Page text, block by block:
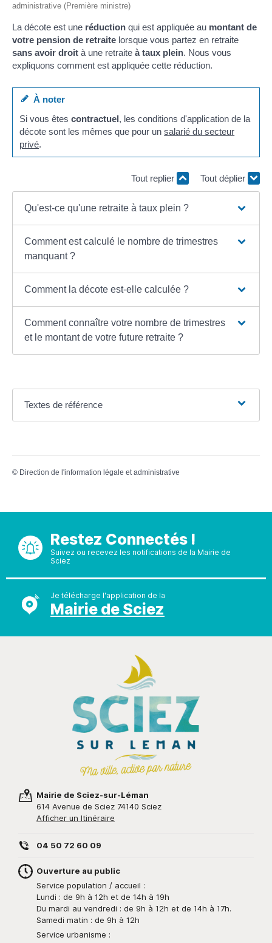
administrative (Première ministre)
La décote est une réduction qui est appliquée au montant de
votre pension de retraite lorsque vous partez en retraite
sans avoir droit à une retraite à taux plein. Nous vous
expliquons comment est appliquée cette réduction.
À noter
Si vous êtescontractuel, les conditions d'application de la
décote sont les mêmes que pour unsalarié du secteur
privé.
Tout replier Tout déplier
Qu'est-ce qu'une retraite à taux plein ?
Comment est calculé le nombre de trimestres
manquant ?
Comment la décote est-elle calculée ?
Comment connaître votre nombre de trimestres
et le montant de votre future retraite ?
Textes de référence
© Direction de l'information légale et administrative
Restez Connectés !
Suivez ou recevez les notifications de la Mairie de
Sciez
Je télécharge l'application de la
Mairie de Sciez
Mairie de Sciez-sur-Léman
614 Avenue de Sciez 74140 Sciez
Afficher un Itinéraire
04 50 72 60 09
Ouverture au public
Service population / accueil :
Lundi : de 9h à 12h et de 14h à 19h
Du mardi au vendredi : de 9h à 12h et de 14h à 17h.
Samedi matin : de 9h à 12h
Service urbanisme :